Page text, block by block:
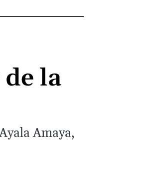
la
Amaya,